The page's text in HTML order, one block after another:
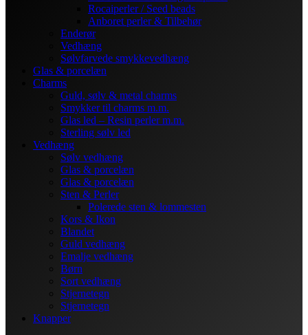
Rocaiperler / Seed beads
Anboret perler & Tilbehør
Enderør
Vedhæng
Sølvfarvede smykkevedhæng
Glas & porcelæn
Charms
Guld, sølv & metal charms
Smykker til charms m.m.
Glas led – Resin perler m.m.
Sterling sølv led
Vedhæng
Sølv vedhæng
Glas & porcelæn
Glas & porcelæn
Sten & Perler
Polerede sten & lommesten
Kors & Ikon
Blandet
Guld vedhæng
Emalje vedhæng
Børn
Sort vedhæng
Stjernetegn
Stjernetegn
Knapper